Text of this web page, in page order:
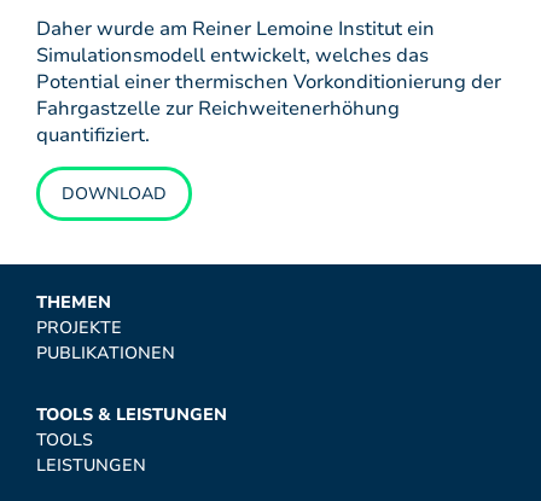
Daher wurde am Reiner Lemoine Institut ein
Simulationsmodell entwickelt, welches das
Potential einer thermischen Vorkonditionierung der
Fahrgastzelle zur Reichweitenerhöhung
quantifiziert.
DOWNLOAD
THEMEN
PROJEKTE
PUBLIKATIONEN
TOOLS & LEISTUNGEN
TOOLS
LEISTUNGEN